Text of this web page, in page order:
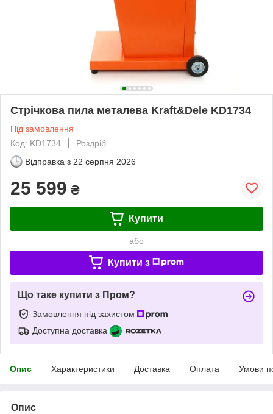
Стрічкова пила металева Kraft&Dele KD1734
Під замовлення
Код: KD1734
Роздріб
Відправка з 22 серпня 2026
25 599 ₴
Купити
або
Купити з
Що таке купити з Пром?
Замовлення під захистом
Доступна доставка
Опис Характеристики Доставка Оплата Умови
Опис